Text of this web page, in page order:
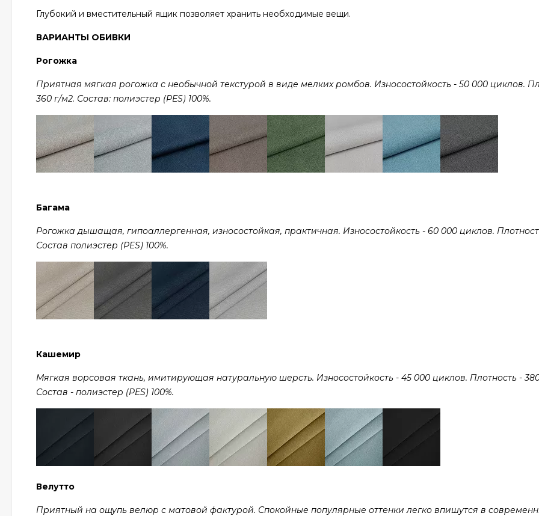
Глубокий и вместительный ящик позволяет хранить необходимые вещи.
ВАРИАНТЫ ОБИВКИ
Рогожка
Приятная мягкая рогожка с необычной текстурой в виде мелких ромбов. Износостойкость - 50 000 циклов.
360 г/м2. Состав: полиэстер (PES) 100%.
Багама
Рогожка дышащая, гипоаллергенная, износостойкая, практичная. Износостойкость - 60 000 циклов.
Состав полиэстер (PES) 100%.
Кашемир
Мягкая ворсовая ткань, имитирующая натуральную шерсть. Износостойкость - 45 000 циклов. Плотность -
Состав - полиэстер (PES) 100%.
Велутто
Приятный на ощупь велюр с матовой фактурой. Спокойные популярные оттенки легко впишутся в